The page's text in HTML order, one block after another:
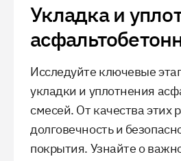
Укладка и
смесей
Исследуйте ключевые
укладки и уплотнения
смесей. От качества этих
долговечность и
покрытия. Узнайте о